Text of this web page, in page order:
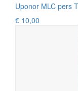
Uponor MLC pers
€ 10,00